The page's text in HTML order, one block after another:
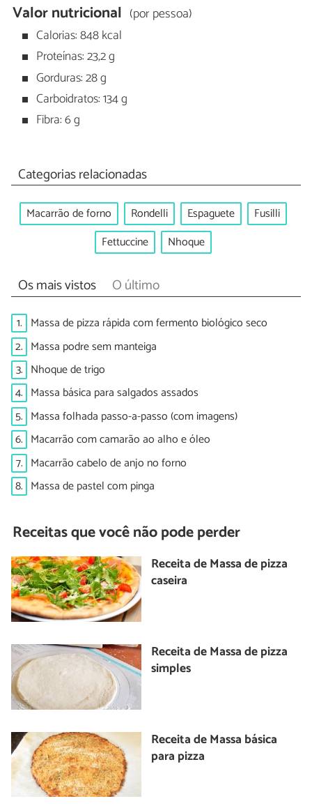
Valor nutricional (por pessoa)
Calorias: 848 kcal
Proteínas: 23,2 g
Gorduras: 28 g
Carboidratos: 134 g
Fibra: 6 g
Categorias relacionadas
Macarrão de forno Rondelli Espaguete
Fusilli
Fettuccine
Nhoque
Os mais vistos O último
1. Massa de pizza rápida com fermento biológico seco
2. Massa podre sem manteiga
3. Nhoque de trigo
4. Massa básica para salgados assados
5. Massa folhada passo-a-passo (com imagens)
6. Macarrão com camarão ao alho e óleo
7. Macarrão cabelo de anjo no forno
8. Massa de pastel com pinga
Receitas que você não pode perder
Receita de Massa de pizza
caseira
Receita de Massa de pizza
simples
Receita de Massa básica
para pizza